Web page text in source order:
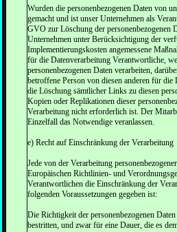
Wurden die personenbezogenen Daten von
gemacht und ist unser Unternehmen als
GVO zur Löschung der personenbezogenen
Unternehmen unter Berücksichtigung der
Implementierungskosten angemessene
für die Datenverarbeitung Verantwortliche,
personenbezogenen Daten verarbeiten,
betroffene Person von diesen anderen für
die Löschung sämtlicher Links zu diesen
Kopien oder Replikationen dieser
Verarbeitung nicht erforderlich ist. Der
Einzelfall das Notwendige veranlassen.
e) Recht auf Einschränkung der Verarbeitung
Jede von der Verarbeitung
Europäischen Richtlinien- und
Verantwortlichen die Einschränkung der
folgenden Voraussetzungen gegeben ist:
Die Richtigkeit der personenbezogenen
bestritten, und zwar für eine Dauer, die es